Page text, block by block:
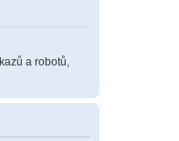
a robotů,